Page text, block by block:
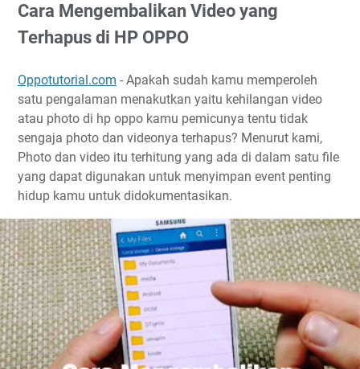
Cara Mengembalikan Video yang
Terhapus di HP OPPO
Oppotutorial.com - Apakah sudah kamu memperoleh
satu pengalaman menakutkan yaitu kehilangan video
atau photo di hp oppo kamu pemicunya tentu tidak
sengaja photo dan videonya terhapus? Menurut kami,
Photo dan video itu terhitung yang ada di dalam satu file
yang dapat digunakan untuk menyimpan event penting
hidup kamu untuk didokumentasikan.